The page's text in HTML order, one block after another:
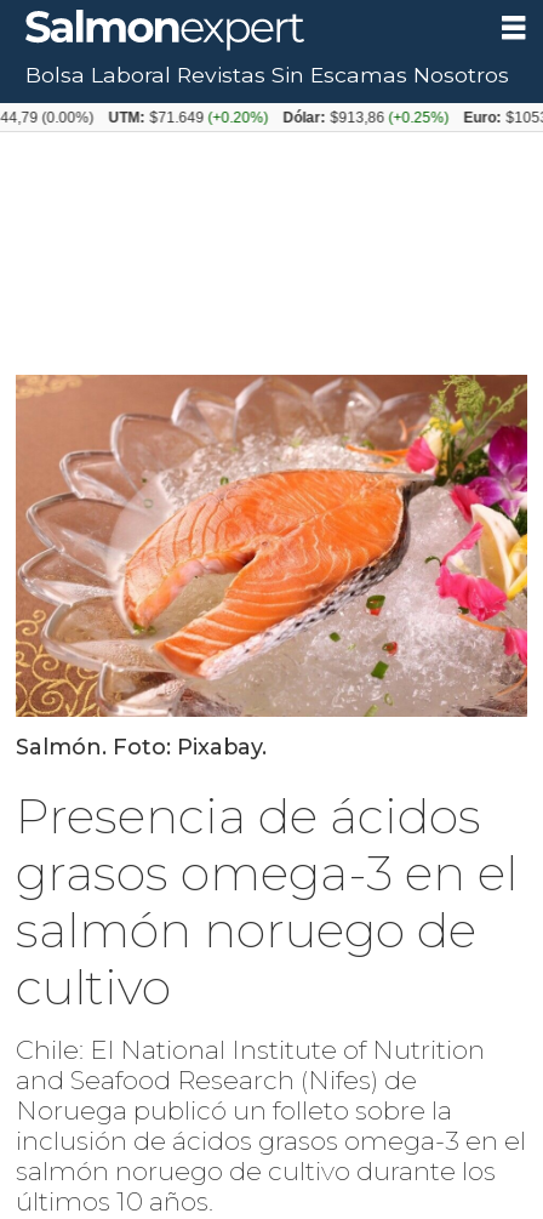
Salmón. Foto: Pixabay.
Presencia de ácidos
grasos omega-3 en el
salmón noruego de
cultivo
Chile: El National Institute of Nutrition
and Seafood Research (Nifes) de
Noruega publicó un folleto sobre la
inclusión de ácidos grasos omega-3 en el
salmón noruego de cultivo durante los
últimos 10 años.
Bolsa Laboral Revistas Sin Escamas Nosotros
UTM: $71.649(+0.20%) Dólar: $913,86(+0.25%) Euro: $1053,08(-